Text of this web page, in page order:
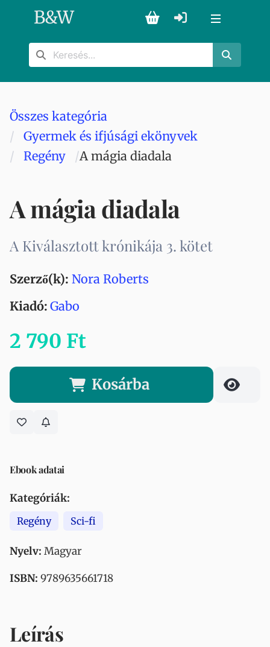
B&W
Összes kategória
Gyermek és ifjúsági ekönyvek
Regény
A mágia diadala
A mágia diadala
A Kiválasztott krónikája 3. kötet
Szerző(k): Nora Roberts
Kiadó: Gabo
2 790 Ft
Kosárba
Ebook adatai
Kategóriák:
Regény Sci-fi
Nyelv: Magyar
ISBN: 9789635661718
Leírás